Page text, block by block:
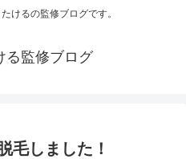
けるの監修ブログです。
る監修ブログ
毛しました！